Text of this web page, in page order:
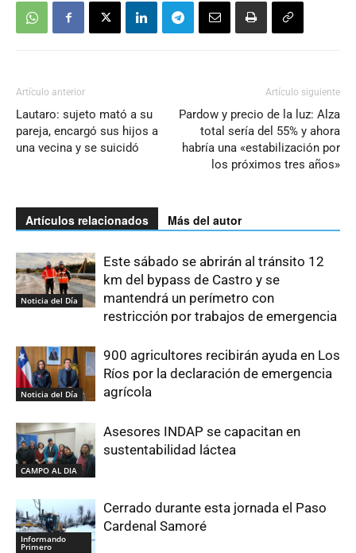
Artículo anterior
Lautaro: sujeto mató a su
pareja, encargó sus hijos a
una vecina y se suicidó
Artículo siguiente
Pardow y precio de la luz: Alza
total sería del 55% y ahora
habría una «estabilización por
los próximos tres años»
Artículos relacionados Más del autor
Noticia del Día
Este sábado se abrirán al tránsito 12
km del bypass de Castro y se
mantendrá un perímetro con
restricción por trabajos de emergencia
Noticia del Día
900 agricultores recibirán ayuda en Los
Ríos por la declaración de emergencia
agrícola
CAMPO AL DIA
Asesores INDAP se capacitan en
sustentabilidad láctea
Informando
Primero
Cerrado durante esta jornada el Paso
Cardenal Samoré